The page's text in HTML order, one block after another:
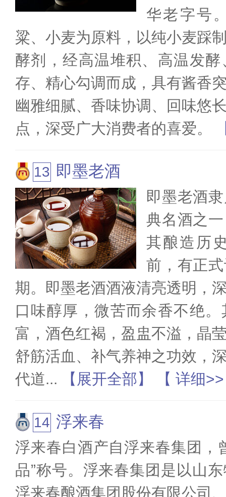
华老字号
粱、小麦为原料，以纯小麦踩
酵剂，经高温堆积、高温发
存、精心勾调而成，具有酱香
幽雅细腻、香味协调、回味悠
点，深受广大消费者的喜爱。
即墨老酒
即墨老酒
典名酒之
其酿造历
前，有正
期。即墨老酒酒液清亮透明，
口味醇厚，微苦而余香不绝
富，酒色红褐，盈盅不溢，晶
舒筋活血、补气养神之功效，
代道... 【展开全部】 【 详细
浮来春
浮来春白酒产自浮来春集团，
品”称号。浮来春集团是以山
浮来春酿酒集团股份有限公司